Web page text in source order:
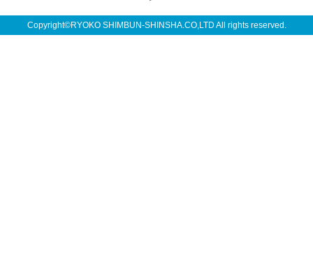
Copyright©RYOKO SHIMBUN-SHINSHA.CO,LTD All rights reserved.